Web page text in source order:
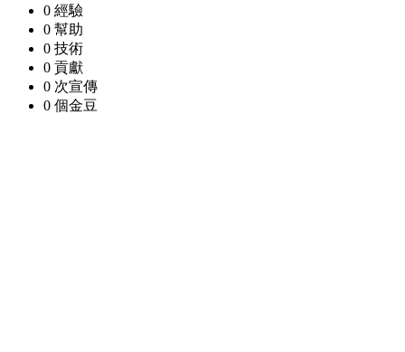
0 經驗
0 幫助
0 技術
0 貢獻
0 次宣傳
0 個金豆